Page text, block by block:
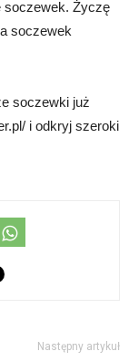
soczewek. Życzę
soczewek
soczewki już
i odkryj szeroki
Następny artykuł